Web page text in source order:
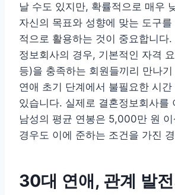
날 수도 있지만, 확률적으로 매우
자신의 목표와 성향에 맞는 도구
적으로 활용하는 것이 중요합니다
정보회사의 경우, 기본적인 자격
등)을 충족하는 회원들끼리 만나
연애 초기 단계에서 불필요한 시
있습니다. 실제로 결혼정보회사를
남성의 평균 연봉은 5,000만 원 이
경우도 이에 준하는 조건을 가진
30대 연애, 관계 발